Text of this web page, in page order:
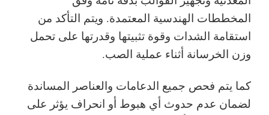
المخططات الهندسية المعتمدة. ويتم التأكد من
استقامة الشدات وقوة تثبيتها وقدرتها على تحمل
وزن الخرسانة أثناء عملية الصب.
كما يتم فحص جميع الدعامات والعناصر المساندة
لضمان عدم حدوث أي هبوط أو انحراف يؤثر على